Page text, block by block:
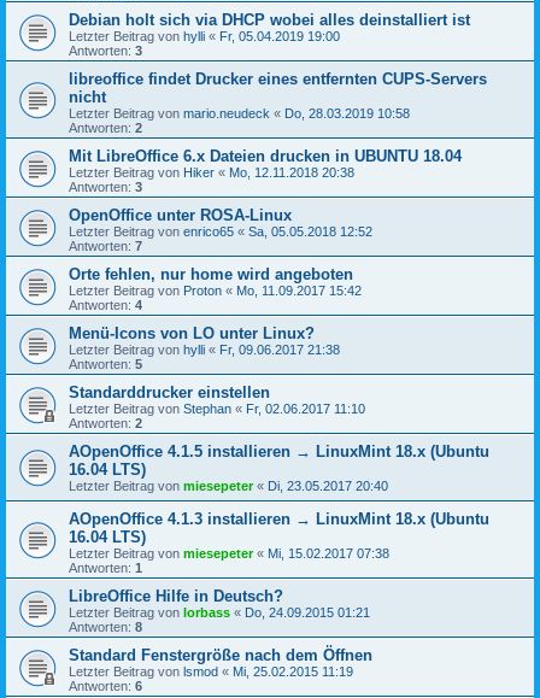
Debian holt sich via DHCP wobei alles deinstalliert ist
Letzter Beitrag von hylli « Fr, 05.04.2019 19:00
Antworten: 3
libreoffice findet Drucker eines entfernten CUPS-Servers
nicht
Letzter Beitrag von mario.neudeck « Do, 28.03.2019 10:58
Antworten: 2
Mit LibreOffice 6.x Dateien drucken in UBUNTU 18.04
Letzter Beitrag von Hiker « Mo, 12.11.2018 20:38
Antworten: 3
OpenOffice unter ROSA-Linux
Letzter Beitrag von enrico65 « Sa, 05.05.2018 12:52
Antworten: 7
Orte fehlen, nur home wird angeboten
Letzter Beitrag von Proton « Mo, 11.09.2017 15:42
Antworten: 4
Menü-Icons von LO unter Linux?
Letzter Beitrag von hylli « Fr, 09.06.2017 21:38
Antworten: 5
Standarddrucker einstellen
Letzter Beitrag von Stephan « Fr, 02.06.2017 11:10
Antworten: 2
AOpenOffice 4.1.5 installieren → LinuxMint 18.x (Ubuntu
16.04 LTS)
Letzter Beitrag von miesepeter« Di, 23.05.2017 20:40
AOpenOffice 4.1.3 installieren → LinuxMint 18.x (Ubuntu
16.04 LTS)
Letzter Beitrag von miesepeter« Mi, 15.02.2017 07:38
Antworten: 1
LibreOffice Hilfe in Deutsch?
Letzter Beitrag von lorbass « Do, 24.09.2015 01:21
Antworten: 8
Standard Fenstergröße nach dem Öffnen
Letzter Beitrag von lsmod « Mi, 25.02.2015 11:19
Antworten: 6